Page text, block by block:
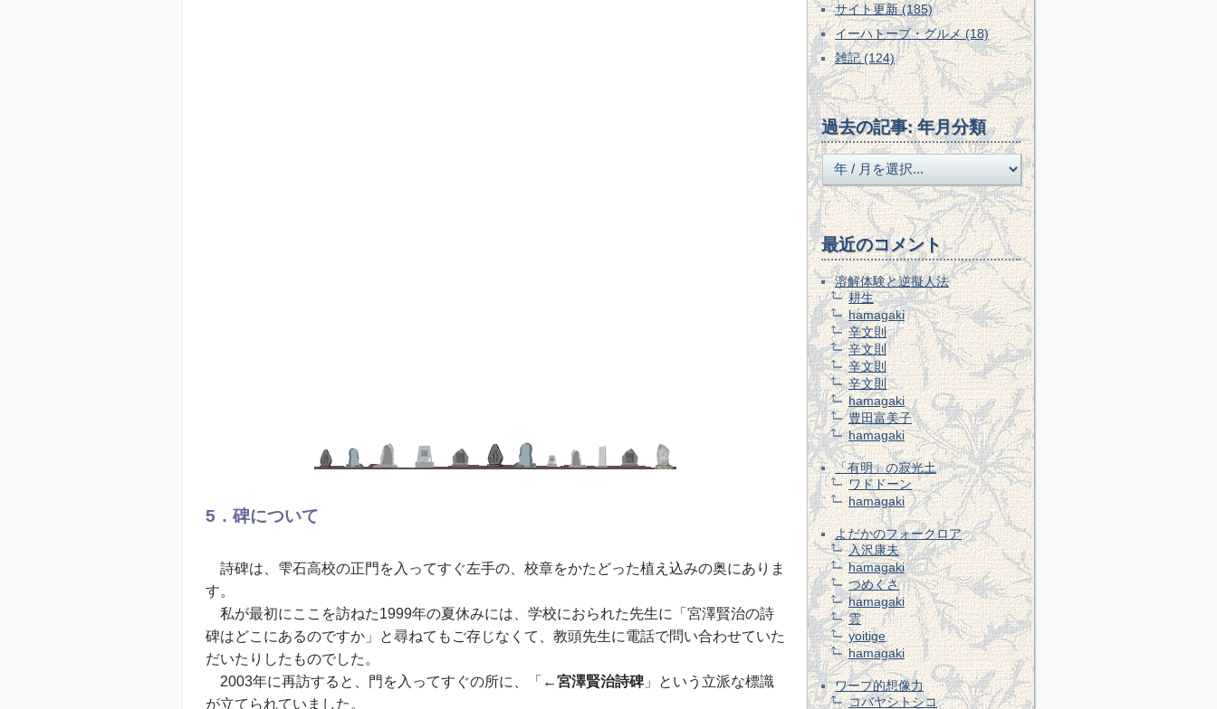
5．碑について
詩碑は、雫石高校の正門を入ってすぐ左手の、校章をかたどった植え込みの奥にありま
す。
私が最初にここを訪ねた1999年の夏休みには、学校におられた先生に「宮澤賢治の詩
碑はどこにあるのですか」と尋ねてもご存じなくて、教頭先生に電話で問い合わせていた
だいたりしたものでした。
2003年に再訪すると、門を入ってすぐの所に、「 ←宮澤賢治詩碑」という立派な標識
が立てられていました。
サイト更新 (185)
イーハトーブ・グルメ (18)
雑記 (124)
過去の記事: 年月分類
最近のコメント
溶解体験と逆擬人法
耕生
hamagaki
辛文則
辛文則
辛文則
辛文則
hamagaki
豊田富美子
hamagaki
「有明」の寂光土
ワドドーン
hamagaki
よだかのフォークロア
入沢康夫
hamagaki
つめくさ
hamagaki
雲
yoitige
hamagaki
ワープ的想像力
コバヤシトシコ